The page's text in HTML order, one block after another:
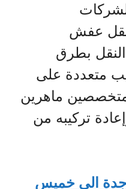
عفش
النقل بطرق
متعددة على
ماهرين
تركيبه من
الي خميس